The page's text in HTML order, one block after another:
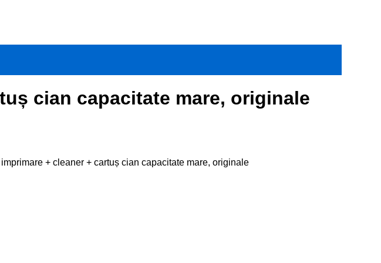
cian capacitate mare, originale
+ cleaner + cartuș cian capacitate mare, originale